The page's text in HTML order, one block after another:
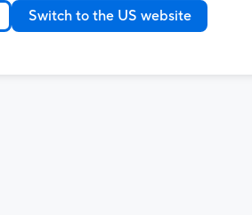
Switch to the US website